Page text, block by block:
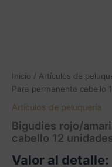
Inicio / Artículos de
Para permanente cabello
Artículos de peluquería
Bigudies rojo/
cabello 12
Valor al detalle: